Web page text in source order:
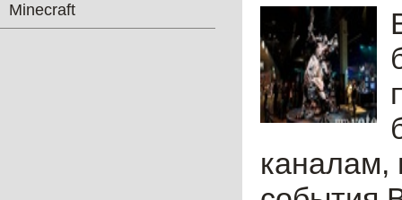
Minecraft
каналам,